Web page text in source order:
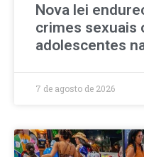
Nova lei
crimes sexuais
adolescentes
7 de agosto de 2026